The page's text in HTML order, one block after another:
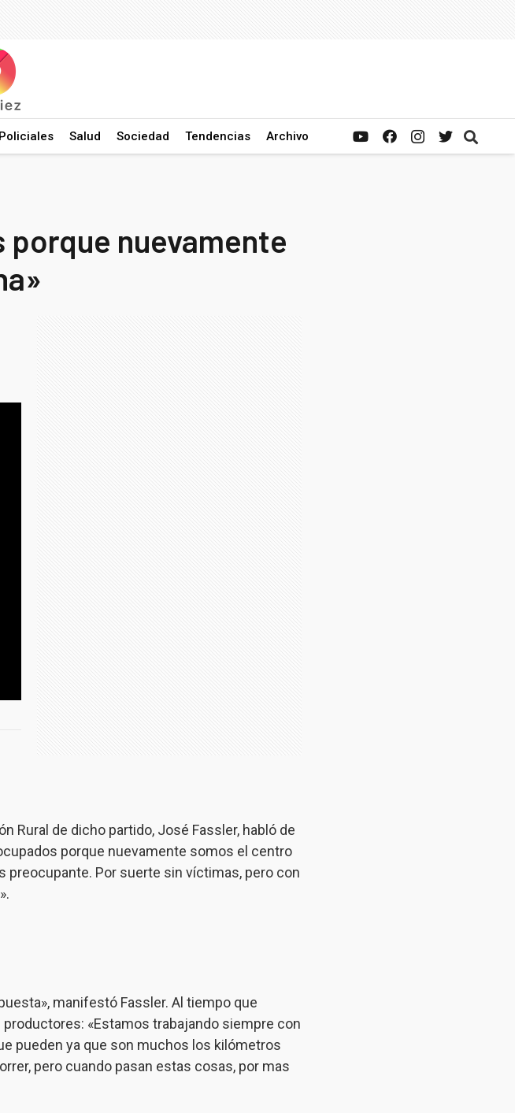
Policiales Salud Sociedad Tendencias Archivo
nuevamente
Rural de dicho partido, José Fassler, habló de
porque nuevamente somos el centro
preocupante. Por suerte sin víctimas, pero con
manifestó Fassler. Al tiempo que
«Estamos trabajando siempre con
pueden ya que son muchos los kilómetros
pero cuando pasan estas cosas, por mas